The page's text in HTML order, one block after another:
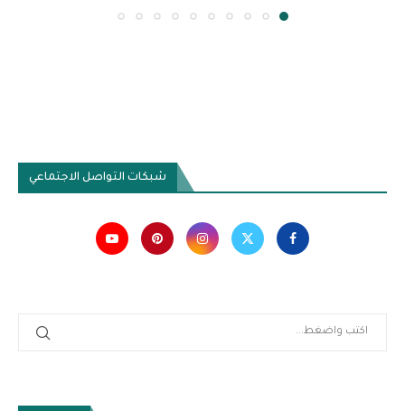
شبكات التواصل الاجتماعي